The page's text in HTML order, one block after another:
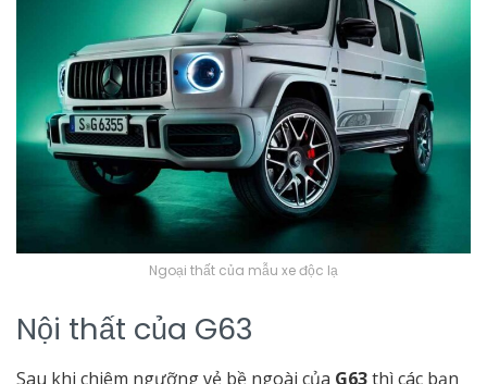
Ngoại thất của mẫu xe độc lạ
Nội thất của G63
Sau khi chiêm ngưỡng vẻ bề ngoài của G63thì các bạn